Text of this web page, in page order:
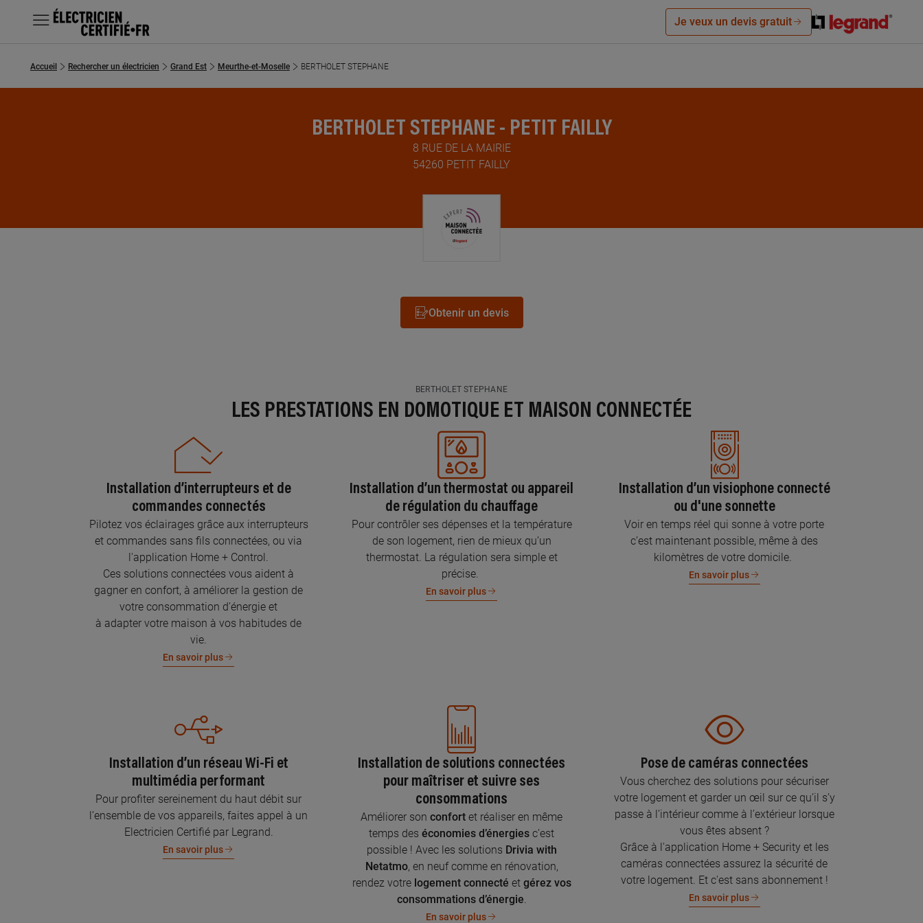
MENU
Chercher un électricien
Je veux un devis gratuit
Accueil Rechercher un électricien Grand Est Meurthe-et-Moselle BERTHOLET STEPHANE
BERTHOLET STEPHANE - PETIT FAILLY
8 RUE DE LA MAIRIE
54260 PETIT FAILLY
Obtenir un devis
BERTHOLET STEPHANE
LES PRESTATIONS EN DOMOTIQUE ET MAISON CONNECTÉE
Installation d’interrupteurs et de
commandes connectés
Pilotez vos éclairages grâce aux interrupteurs
et commandes sans fils connectées, ou via
l'application Home + Control.
Ces solutions connectées vous aident à
gagner en confort, à améliorer la gestion de
votre consommation d’énergie et
à adapter votre maison à vos habitudes de
vie.
En savoir plus
Installation d’un thermostat ou appareil
de régulation du chauffage
Pour contrôler ses dépenses et la température
de son logement, rien de mieux qu’un
thermostat. La régulation sera simple et
précise.
En savoir plus
Installation d’un visiophone connecté
ou d'une sonnette
Voir en temps réel qui sonne à votre porte
c’est maintenant possible, même à des
kilomètres de votre domicile.
En savoir plus
Installation d’un réseau Wi-Fi et
multimédia performant
Pour profiter sereinement du haut débit sur
l’ensemble de vos appareils, faites appel à un
Electricien Certifié par Legrand.
En savoir plus
Installation de solutions connectées
pour maîtriser et suivre ses
consommations
Améliorer son confort et réaliser en même
temps des économies d’énergies c’est
possible ! Avec les solutions Drivia with
Netatmo, en neuf comme en rénovation,
rendez votre logement connecté et gérez vos
consommations d’énergie.
En savoir plus
Pose de caméras connectées
Vous cherchez des solutions pour sécuriser
votre logement et garder un œil sur ce qu’il s’y
passe à l’intérieur comme à l’extérieur lorsque
vous êtes absent ?
Grâce à l'application Home + Security et les
caméras connectées assurez la sécurité de
votre logement. Et c'est sans abonnement !
En savoir plus